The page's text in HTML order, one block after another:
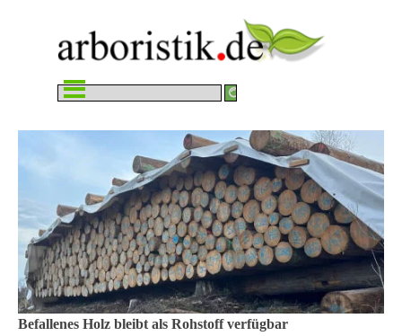
Menü überspringen
Befallenes Holz bleibt als Rohstoff verfügbar